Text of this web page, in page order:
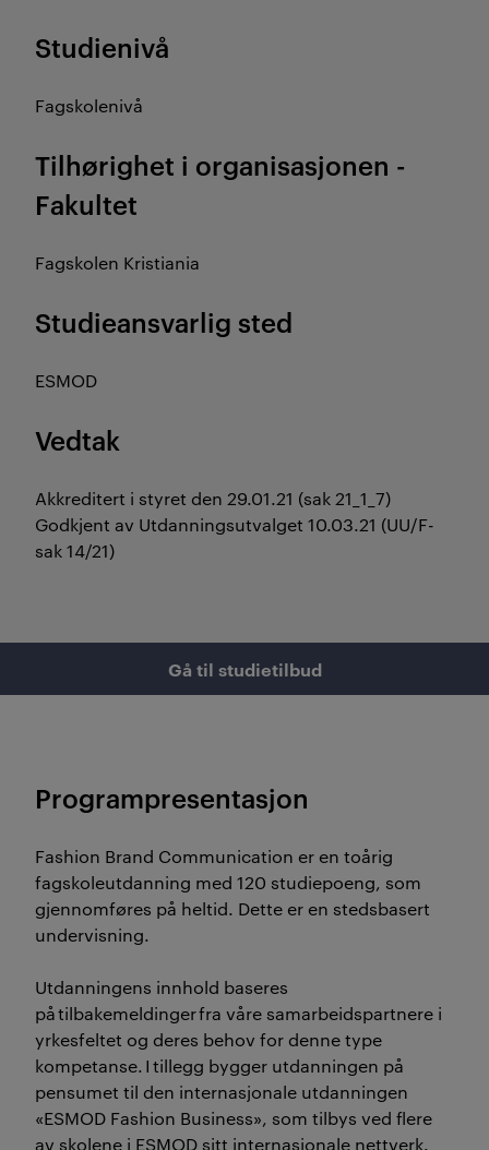
Studienivå
Fagskolenivå
Tilhørighet i organisasjonen -
Fakultet
Fagskolen Kristiania
Studieansvarlig sted
ESMOD
Vedtak
Akkreditert i styret den 29.01.21 (sak 21_1_7) ​
Godkjent av Utdanningsutvalget 10.03.21 (UU/F-
sak 14/21)
Gå til studietilbud
Programpresentasjon
Fashion Brand Communication er en toårig
fagskoleutdanning med 120 studiepoeng, som
gjennomføres på heltid. Dette er en stedsbasert
undervisning.
Utdanningens innhold baseres
på tilbakemeldinger fra våre samarbeidspartnere i
yrkesfeltet og deres behov for denne type
kompetanse. I tillegg bygger utdanningen på
pensumet til den internasjonale utdanningen
«ESMOD Fashion Business», som tilbys ved flere
av skolene i ESMOD sitt internasjonale nettverk.